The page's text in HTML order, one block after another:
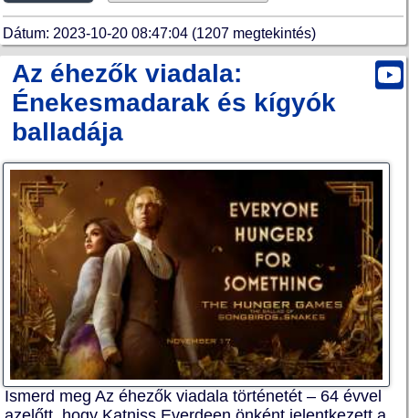
Dátum: 2023-10-20 08:47:04 (1207 megtekintés)
Az éhezők viadala:
Énekesmadarak és kígyók
balladája
Ismerd meg Az éhezők viadala történetét – 64 évvel